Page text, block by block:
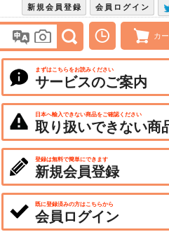
会員ログイン
新規会員登録
カ
まずはこちらをお読みください
サービスのご案内
日本へ輸入できない商品をご確認ください
取り扱いできない商
登録は無料で簡単にできます
新規会員登録
既に登録済みの方はこちらから
会員ログイン